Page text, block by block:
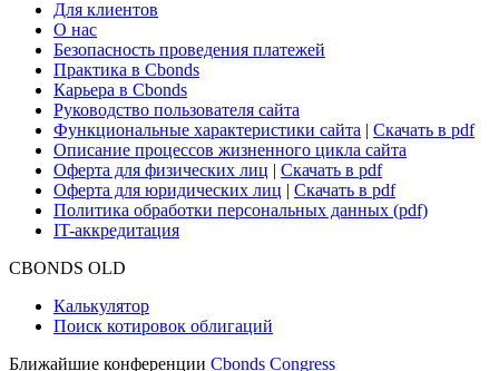
Для клиентов
О нас
Безопасность проведения платежей
Практика в Cbonds
Карьера в Cbonds
Руководство пользователя сайта
Функциональные характеристики сайта | Скачать в pdf
Описание процессов жизненного цикла сайта
Оферта для физических лиц | Скачать в pdf
Оферта для юридических лиц | Скачать в pdf
Политика обработки персональных данных (pdf)
IT-аккредитация
CBONDS OLD
Калькулятор
Поиск котировок облигаций
Ближайшие конференции Cbonds Congress